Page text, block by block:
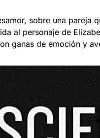
sobre una pareja
al personaje de
ganas de emoción y